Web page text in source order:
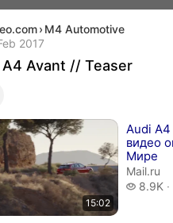
Avant // Teaser
› M4 Automotive
date 16 Feb 2017
2017
Avant // Teaser
15:02
Audi A4
видео
Мире
Mail.ru
8.9K
8.9